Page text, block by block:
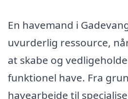
En havemand i
uvurderlig ressource,
at skabe og
funktionel have. Fra
havearbejde til